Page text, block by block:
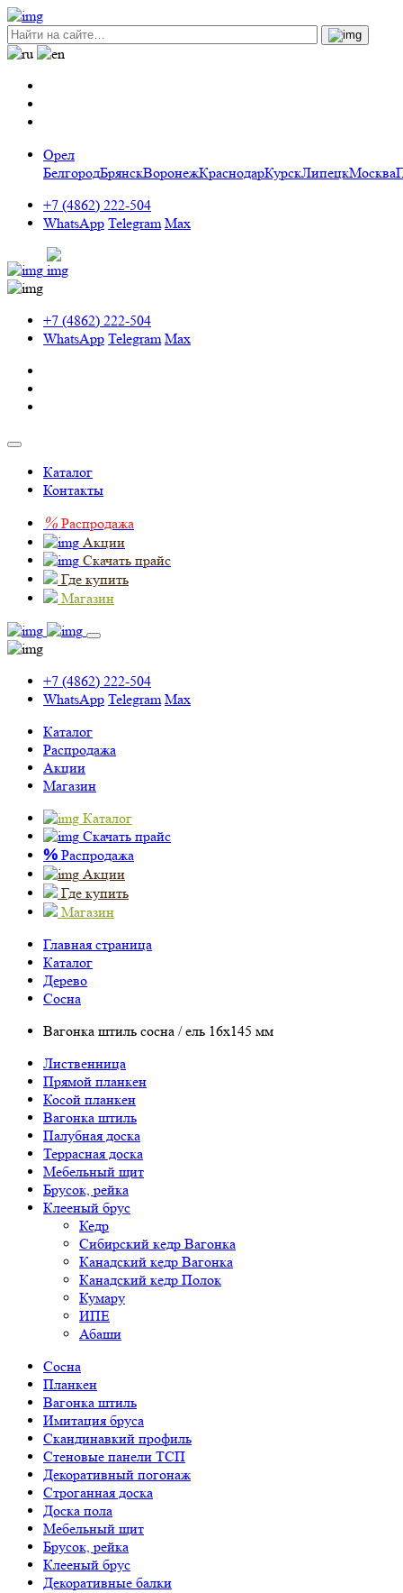
Орел
БелгородБрянскВоронежКраснодарКурскЛипецкМосква
+7 (4862) 222-504
WhatsApp Telegram Max
+7 (4862) 222-504
WhatsApp Telegram Max
Каталог
Контакты
% Распродажа
Акции
Скачать прайс
Где купить
Магазин
+7 (4862) 222-504
WhatsApp Telegram Max
Каталог
Распродажа
Акции
Магазин
Каталог
Скачать прайс
% Распродажа
Акции
Где купить
Магазин
Главная страница
Каталог
Дерево
Сосна
Вагонка штиль сосна / ель 16х145 мм
Лиственница
Прямой планкен
Косой планкен
Вагонка штиль
Палубная доска
Террасная доска
Мебельный щит
Брусок, рейка
Клееный брус
Кедр
Сибирский кедр Вагонка
Канадский кедр Вагонка
Канадский кедр Полок
Кумару
ИПЕ
Абаши
Сосна
Планкен
Вагонка штиль
Имитация бруса
Скандинавкий профиль
Стеновые панели ТСП
Декоративный погонаж
Строганная доска
Доска пола
Мебельный щит
Брусок, рейка
Клееный брус
Декоративные балки